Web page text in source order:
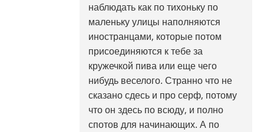
наблюдать как по тихоньку по
маленьку улицы наполняются
иностранцами, которые потом
присоединяются к тебе за
кружечкой пива или еще чего
нибудь веселого. Странно что не
сказано сдесь и про серф, потому
что он здесь по всюду, и полно
спотов для начинающих. А по